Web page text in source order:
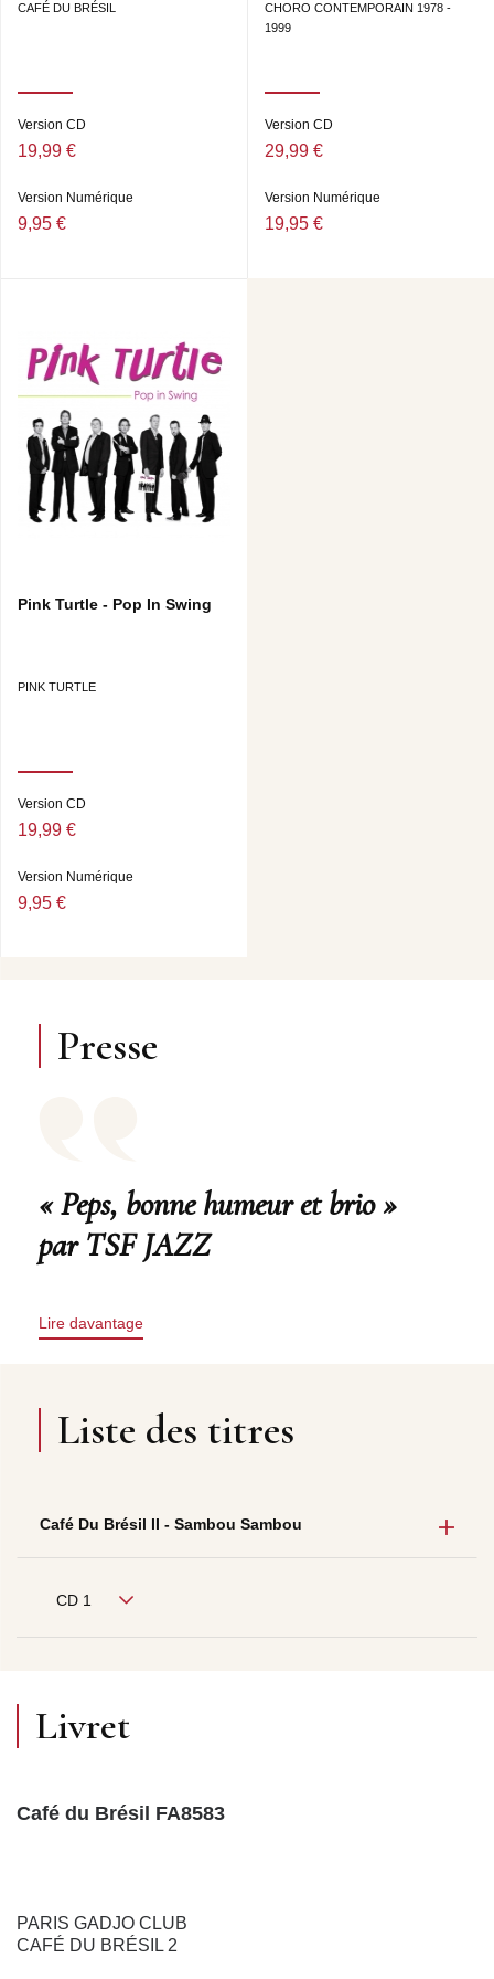
PIERRE-LOUIS CAS (CLARINETTE) • CHRISTOPHE
DAVOT (LEAD GUITAR, SOLO SIFFLÉ) • STAN
RYTHMIQUE, SOLO GUITARE) • LAURENT VANHÉE
(CONTREBASSE) • SPÉCIAL GUEST : HÉLÈNE ARGO
(CHANT).
DIRECTION ARTISTIQUE : CHRISTOPHE DAVOT
CAFÉ DU BRÉSIL
Version CD
19,99 €
Version Numérique
9,95 €
CHORO CONTEMPORAIN 1978 -
1999
Version CD
29,99 €
Version Numérique
19,95 €
Pink Turtle - Pop In Swing
PINK TURTLE
Version CD
19,99 €
Version Numérique
9,95 €
Presse
« Peps, bonne humeur et brio »
par TSF JAZZ
Lire davantage
Liste des titres
Café Du Brésil II - Sambou Sambou
CD 1
Livret
Café du Brésil FA8583
PARIS GADJO CLUB
CAFÉ DU BRÉSIL 2